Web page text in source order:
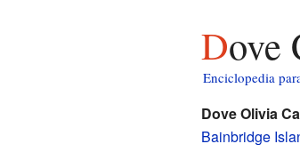
Enciclopedia
Dove Olivia
Bainbridge